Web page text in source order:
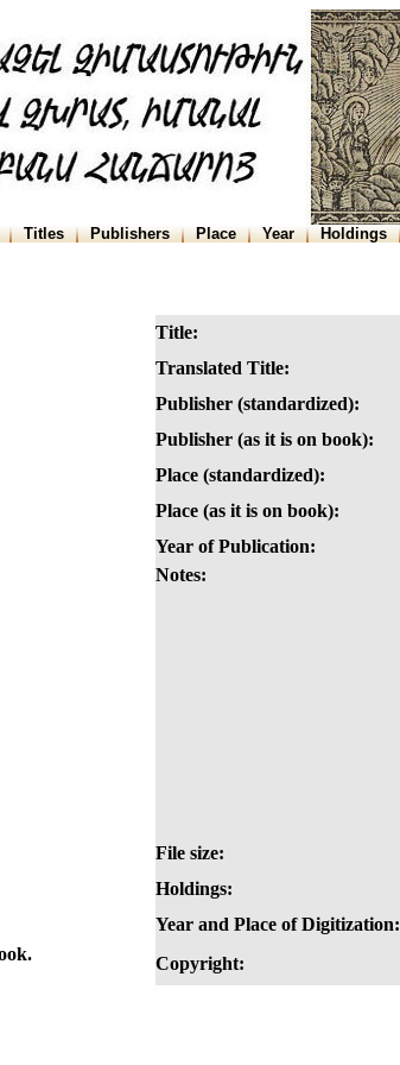
Titles Publishers Place Year Holdings
Title:
Translated Title:
Publisher (standardized):
Publisher (as it is on book):
Place (standardized):
Place (as it is on book):
Year of Publication:
Notes:
File size:
Holdings:
Year and Place of Digitization:
Copyright: